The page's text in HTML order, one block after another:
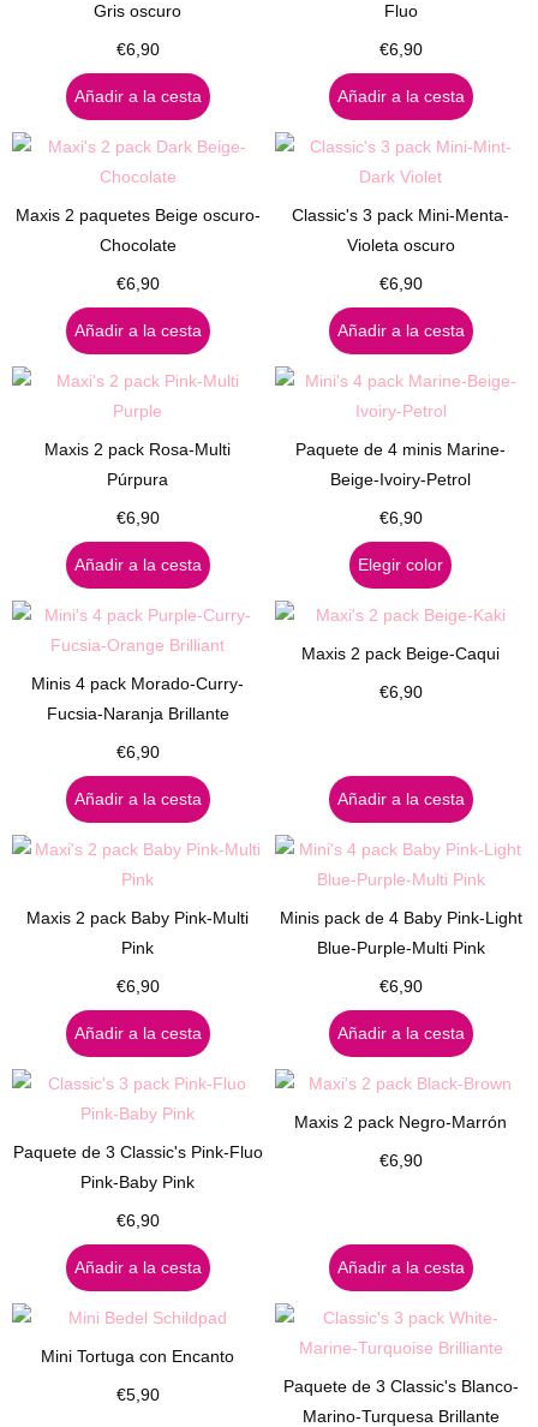
Gris oscuro
€6,90
Añadir a la cesta
Fluo
€6,90
Añadir a la cesta
Maxis 2 paquetes Beige oscuro-
Chocolate
€6,90
Añadir a la cesta
Classic's 3 pack Mini-Menta-
Violeta oscuro
€6,90
Añadir a la cesta
Maxis 2 pack Rosa-Multi
Púrpura
€6,90
Añadir a la cesta
Paquete de 4 minis Marine-
Beige-Ivoiry-Petrol
€6,90
Elegir color
Minis 4 pack Morado-Curry-
Fucsia-Naranja Brillante
€6,90
Añadir a la cesta
Maxis 2 pack Beige-Caqui
€6,90
Añadir a la cesta
Maxis 2 pack Baby Pink-Multi
Pink
€6,90
Añadir a la cesta
Minis pack de 4 Baby Pink-Light
Blue-Purple-Multi Pink
€6,90
Añadir a la cesta
Paquete de 3 Classic's Pink-Fluo
Pink-Baby Pink
€6,90
Añadir a la cesta
Maxis 2 pack Negro-Marrón
€6,90
Añadir a la cesta
Mini Tortuga con Encanto
€5,90
Paquete de 3 Classic's Blanco-
Marino-Turquesa Brillante